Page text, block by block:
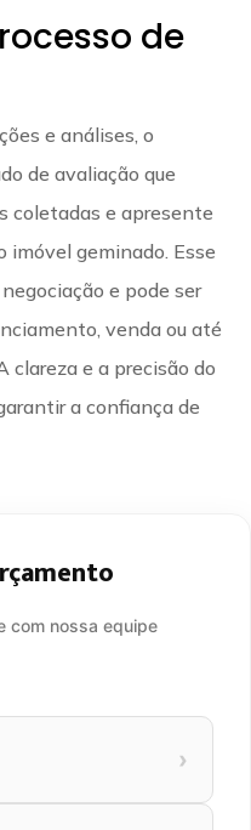
de
e análises, o
de avaliação que
coletadas e apresente
imóvel geminado. Esse
e pode ser
venda ou até
clareza e a precisão do
a confiança de
com nossa equipe
›